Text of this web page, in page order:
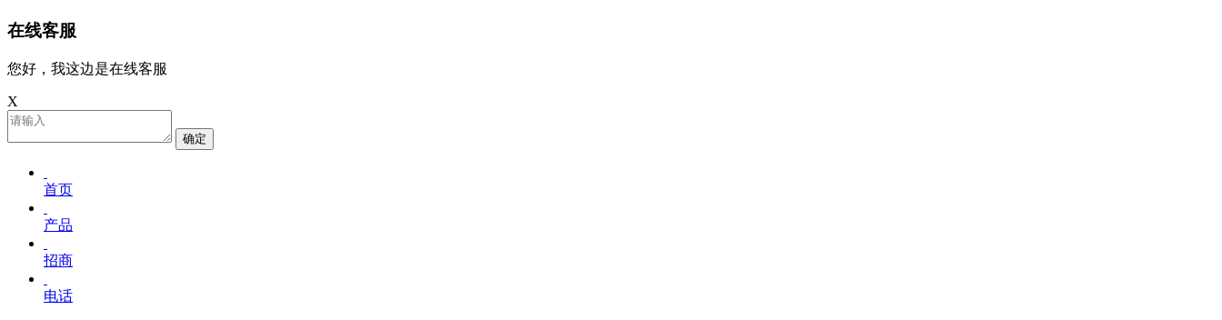
在线客服
您好，我这边是在线客服
X
确定
首页
产品
招商
电话